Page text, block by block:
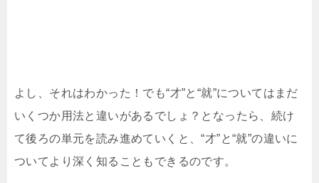
よし、それはわかった！でも“才”と“就”についてはまだ
いくつか用法と違いがあるでしょ？となったら、続け
て後ろの単元を読み進めていくと、“才”と“就”の違いに
ついてより深く知ることもできるのです。